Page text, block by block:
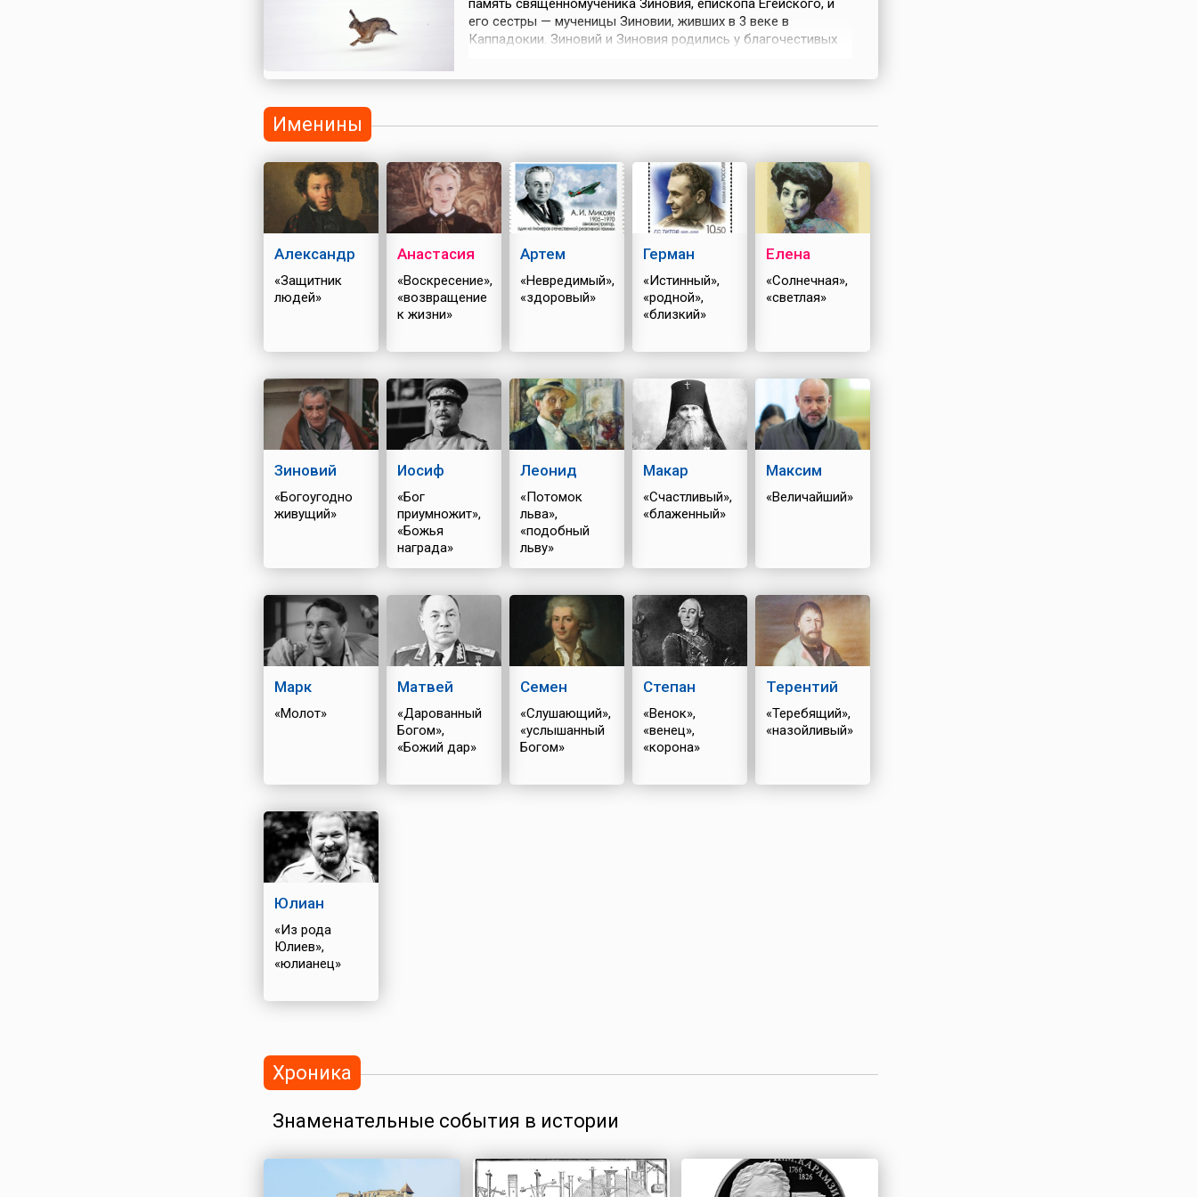
память священномученика Зиновия, епископа Егейского, и
его сестры — мученицы Зиновии, живших в 3 веке в
Каппадокии. Зиновий и Зиновия родились у благочестивых
Именины
Александр
«Защитник
людей»
Анастасия
«Воскресение»,
«возвращение
к жизни»
Артем
«Невредимый»,
«здоровый»
Герман
«Истинный»,
«родной»,
«близкий»
Елена
«Солнечная»,
«светлая»
Зиновий
«Богоугодно
живущий»
Иосиф
«Бог
приумножит»,
«Божья
награда»
Леонид
«Потомок
льва»,
«подобный
льву»
Макар
«Счастливый»,
«блаженный»
Максим
«Величайший»
Марк
«Молот»
Матвей
«Дарованный
Богом»,
«Божий дар»
Семен
«Слушающий»,
«услышанный
Богом»
Степан
«Венок»,
«венец»,
«корона»
Терентий
«Теребящий»,
«назойливый»
Юлиан
«Из рода
Юлиев»,
«юлианец»
Хроника
Знаменательные события в истории